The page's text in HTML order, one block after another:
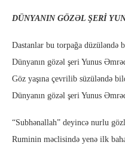
DÜNYANIN GÖZƏL ŞERİ
Dastanlar bu torpağa düzüləndə
Dünyanın gözəl şeri Yunus
Göz yaşına çevrilib süzüləndə
Dünyanın gözəl şeri Yunus
“Subhənallah” deyincə nurlu
Ruminin məclisində yenə ilk